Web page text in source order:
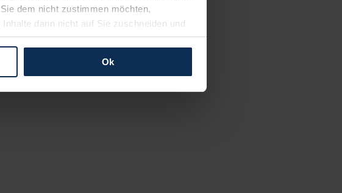
dem nicht zustimmen möchten,
dann nicht auf Sie zuschneiden und
die Einstellungen jederzeit anpassen
Ok